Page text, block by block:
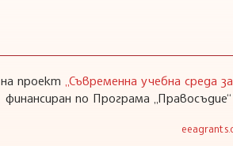
проект „Съвременна учебна среда
финансиран по Програма